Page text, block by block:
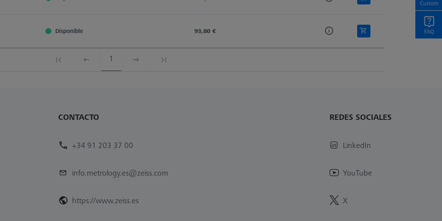
Disponible 93,80 €
1
CONTACTO
+34 91 203 37 00
info.metrology.es@zeiss.com
https://www.zeiss.es
REDES SOCIALES
LinkedIn
YouTube
X